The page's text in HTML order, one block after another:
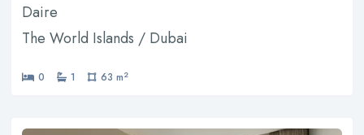
Daire
The World Islands / Dubai
0 1 63 m2